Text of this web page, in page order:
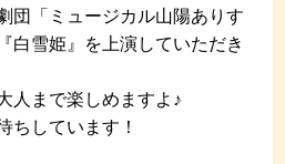
団「ミュージカル山陽ありす
白雪姫』を上演していただき
人まで楽しめますよ♪
ちしています！